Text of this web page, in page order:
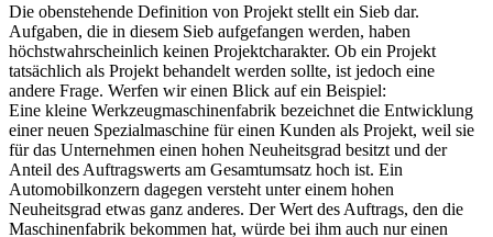
Die obenstehende Definition von Projekt stellt ein Sieb dar.
Aufgaben, die in diesem Sieb aufgefangen werden, haben
höchstwahrscheinlich keinen Projektcharakter. Ob ein Projekt
tatsächlich als Projekt behandelt werden sollte, ist jedoch eine
andere Frage. Werfen wir einen Blick auf ein Beispiel:
Eine kleine Werkzeugmaschinenfabrik bezeichnet die Entwicklung
einer neuen Spezialmaschine für einen Kunden als Projekt, weil sie
für das Unternehmen einen hohen Neuheitsgrad besitzt und der
Anteil des Auftragswerts am Gesamtumsatz hoch ist. Ein
Automobilkonzern dagegen versteht unter einem hohen
Neuheitsgrad etwas ganz anderes. Der Wert des Auftrags, den die
Maschinenfabrik bekommen hat, würde bei ihm auch nur einen